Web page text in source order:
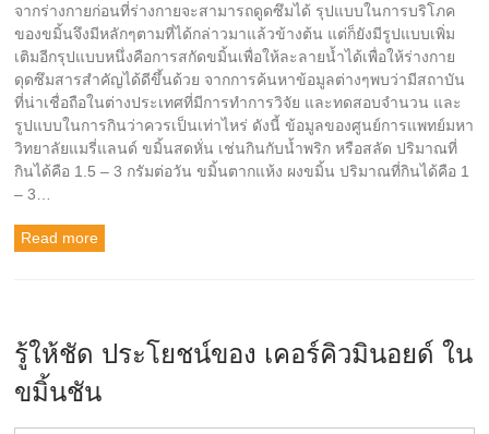
จากร่างกายก่อนที่ร่างกายจะสามารถดูดซึมได้ รุปแบบในการบริโภค
ของขมิ้นจึงมีหลักๆตามที่ได้กล่าวมาแล้วข้างต้น แต่ก็ยังมีรูปแบบเพิ่ม
เติมอีกรุปแบบหนึ่งคือการสกัดขมิ้นเพื่อให้ละลายน้ำได้เพื่อให้ร่างกาย
ดุดซึมสารสำคัญได้ดีขึ้นด้วย จากการค้นหาข้อมูลต่างๆพบว่ามีสถาบัน
ที่น่าเชื่อถือในต่างประเทศที่มีการทำการวิจัย และทดสอบจำนวน และ
รูปแบบในการกินว่าควรเป็นเท่าไหร่ ดังนี้ ข้อมูลของศูนย์การแพทย์มหา
วิทยาลัยแมรี่แลนด์ ขมิ้นสดหั่น เช่นกินกับน้ำพริก หรือสลัด ปริมาณที่
กินได้คือ 1.5 – 3 กรัมต่อวัน ขมิ้นตากแห้ง ผงขมิ้น ปริมาณที่กินได้คือ 1
– 3…
Read more
รู้ให้ชัด ประโยชน์ของ เคอร์คิวมินอยด์ ใน
ขมิ้นชัน